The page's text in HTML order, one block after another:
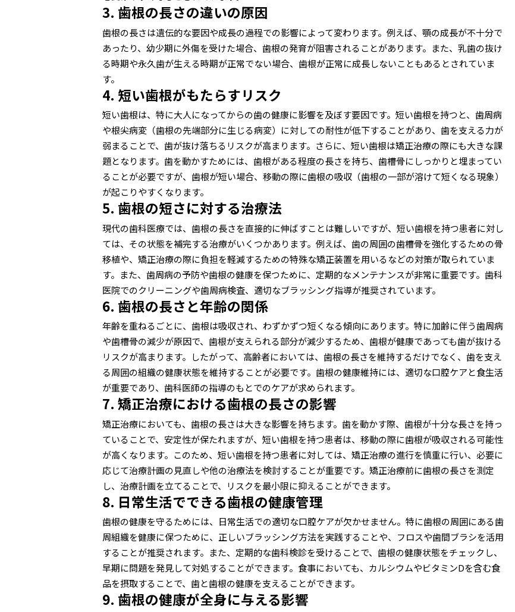
3. 歯根の長さの違いの原因
歯根の長さは遺伝的な要因や成長の過程での影響によって変わります。例えば、顎の成長が不十分で
あったり、幼少期に外傷を受けた場合、歯根の発育が阻害されることがあります。また、乳歯の抜け
る時期や永久歯が生える時期が正常でない場合、歯根が正常に成長しないこともあるとされていま
す。
4. 短い歯根がもたらすリスク
短い歯根は、特に大人になってからの歯の健康に影響を及ぼす要因です。短い歯根を持つと、歯周病
や根尖病変（歯根の先端部分に生じる病変）に対しての耐性が低下することがあり、歯を支える力が
弱まることで、歯が抜け落ちるリスクが高まります。さらに、短い歯根は矯正治療の際にも大きな課
題となります。歯を動かすためには、歯根がある程度の長さを持ち、歯槽骨にしっかりと埋まってい
ることが必要ですが、歯根が短い場合、移動の際に歯根の吸収（歯根の一部が溶けて短くなる現象）
が起こりやすくなります。
5. 歯根の短さに対する治療法
現代の歯科医療では、歯根の長さを直接的に伸ばすことは難しいですが、短い歯根を持つ患者に対し
ては、その状態を補完する治療がいくつかあります。例えば、歯の周囲の歯槽骨を強化するための骨
移植や、矯正治療の際に負担を軽減するための特殊な矯正装置を用いるなどの対策が取られていま
す。また、歯周病の予防や歯根の健康を保つために、定期的なメンテナンスが非常に重要です。歯科
医院でのクリーニングや歯周病検査、適切なブラッシング指導が推奨されています。
6. 歯根の長さと年齢の関係
年齢を重ねるごとに、歯根は吸収され、わずかずつ短くなる傾向にあります。特に加齢に伴う歯周病
や歯槽骨の減少が原因で、歯根が支えられる部分が減少するため、歯根が健康であっても歯が抜ける
リスクが高まります。したがって、高齢者においては、歯根の長さを維持するだけでなく、歯を支え
る周囲の組織の健康状態を維持することが必要です。歯根の健康維持には、適切な口腔ケアと食生活
が重要であり、歯科医師の指導のもとでのケアが求められます。
7. 矯正治療における歯根の長さの影響
矯正治療においても、歯根の長さは大きな影響を持ちます。歯を動かす際、歯根が十分な長さを持っ
ていることで、安定性が保たれますが、短い歯根を持つ患者は、移動の際に歯根が吸収される可能性
が高くなります。このため、短い歯根を持つ患者に対しては、矯正治療の進行を慎重に行い、必要に
応じて治療計画の見直しや他の治療法を検討することが重要です。矯正治療前に歯根の長さを測定
し、治療計画を立てることで、リスクを最小限に抑えることができます。
8. 日常生活でできる歯根の健康管理
歯根の健康を守るためには、日常生活での適切な口腔ケアが欠かせません。特に歯根の周囲にある歯
周組織を健康に保つために、正しいブラッシング方法を実践することや、フロスや歯間ブラシを活用
することが推奨されます。また、定期的な歯科検診を受けることで、歯根の健康状態をチェックし、
早期に問題を発見して対処することができます。食事においても、カルシウムやビタミンDを含む食
品を摂取することで、歯と歯根の健康を支えることができます。
9. 歯根の健康が全身に与える影響